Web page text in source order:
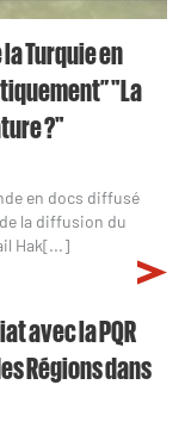
Turquie en
"La
?"
en docs diffusé
la diffusion du
Hak[...]
avec la PQR
Régions dans